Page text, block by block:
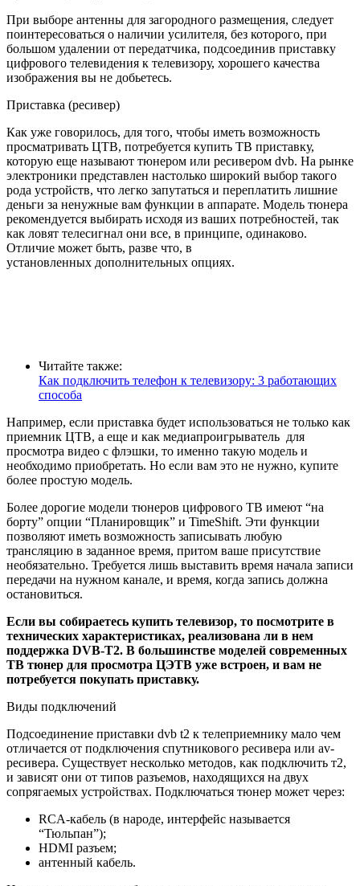
При выборе антенны для загородного размещения, следует
поинтересоваться о наличии усилителя, без которого, при
большом удалении от передатчика, подсоединив приставку
цифрового телевидения к телевизору, хорошего качества
изображения вы не добьетесь.
Приставка (ресивер)
Как уже говорилось, для того, чтобы иметь возможность
просматривать ЦТВ, потребуется купить ТВ приставку,
которую еще называют тюнером или ресивером dvb. На рынке
электроники представлен настолько широкий выбор такого
рода устройств, что легко запутаться и переплатить лишние
деньги за ненужные вам функции в аппарате. Модель тюнера
рекомендуется выбирать исходя из ваших потребностей, так
как ловят телесигнал они все, в принципе, одинаково.
Отличие может быть, разве что, в
установленных дополнительных опциях.
Читайте также:
Как подключить телефон к телевизору: 3 работающих
способа
Например, если приставка будет использоваться не только как
приемник ЦТВ, а еще и как медиапроигрыватель для
просмотра видео с флэшки, то именно такую модель и
необходимо приобретать. Но если вам это не нужно, купите
более простую модель.
Более дорогие модели тюнеров цифрового ТВ имеют “на
борту” опции “Планировщик” и TimeShift. Эти функции
позволяют иметь возможность записывать любую
трансляцию в заданное время, притом ваше присутствие
необязательно. Требуется лишь выставить время начала записи
передачи на нужном канале, и время, когда запись должна
остановиться.
Если вы собираетесь купить телевизор, то посмотрите в
технических характеристиках, реализована ли в нем
поддержка DVB-T2. В большинстве моделей современных
ТВ тюнер для просмотра ЦЭТВ уже встроен, и вам не
потребуется покупать приставку.
Виды подключений
Подсоединение приставки dvb t2 к телеприемнику мало чем
отличается от подключения спутникового ресивера или av-
ресивера. Существует несколько методов, как подключить т2,
и зависят они от типов разъемов, находящихся на двух
сопрягаемых устройствах. Подключаться тюнер может через:
RCA-кабель (в народе, интерфейс называется
“Тюльпан”);
HDMI разъем;
антенный кабель.